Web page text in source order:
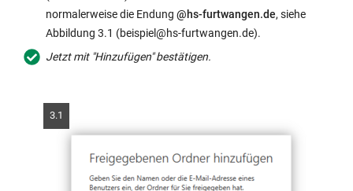
normalerweise die Endung @hs-furtwangen.de, siehe
Abbildung 3.1 (beispiel@hs-furtwangen.de).
Jetzt mit "Hinzufügen" bestätigen.
3.1